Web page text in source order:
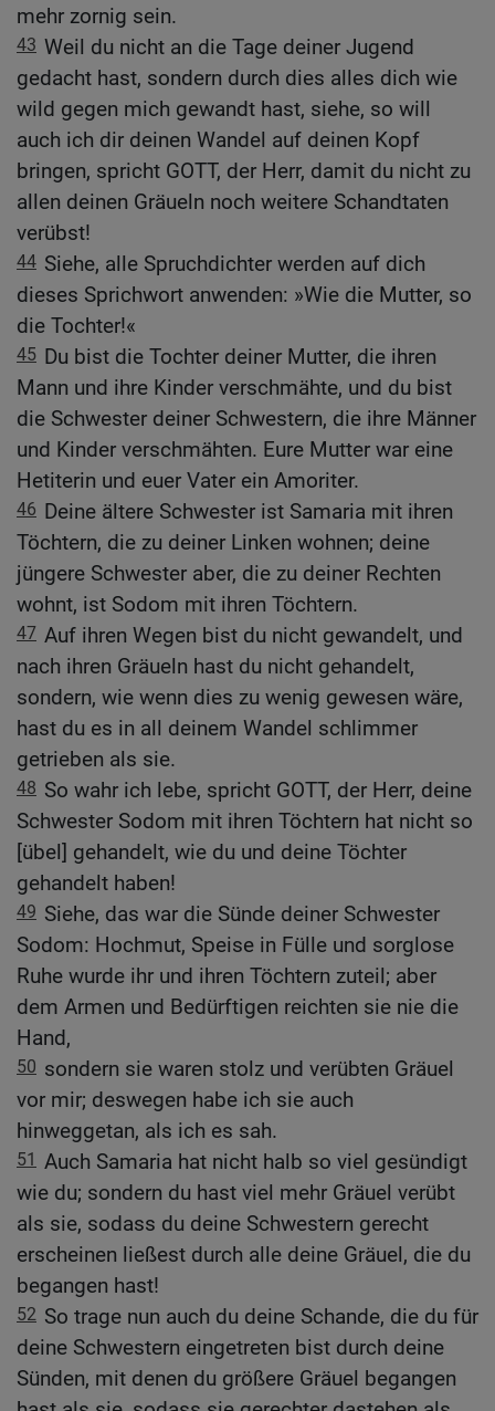
mehr zornig sein.
43 Weil du nicht an die Tage deiner Jugend
gedacht hast, sondern durch dies alles dich wie
wild gegen mich gewandt hast, siehe, so will
auch ich dir deinen Wandel auf deinen Kopf
bringen, spricht GOTT, der Herr, damit du nicht zu
allen deinen Gräueln noch weitere Schandtaten
verübst!
44 Siehe, alle Spruchdichter werden auf dich
dieses Sprichwort anwenden: »Wie die Mutter, so
die Tochter!«
45 Du bist die Tochter deiner Mutter, die ihren
Mann und ihre Kinder verschmähte, und du bist
die Schwester deiner Schwestern, die ihre Männer
und Kinder verschmähten. Eure Mutter war eine
Hetiterin und euer Vater ein Amoriter.
46 Deine ältere Schwester ist Samaria mit ihren
Töchtern, die zu deiner Linken wohnen; deine
jüngere Schwester aber, die zu deiner Rechten
wohnt, ist Sodom mit ihren Töchtern.
47 Auf ihren Wegen bist du nicht gewandelt, und
nach ihren Gräueln hast du nicht gehandelt,
sondern, wie wenn dies zu wenig gewesen wäre,
hast du es in all deinem Wandel schlimmer
getrieben als sie.
48 So wahr ich lebe, spricht GOTT, der Herr, deine
Schwester Sodom mit ihren Töchtern hat nicht so
[übel] gehandelt, wie du und deine Töchter
gehandelt haben!
49 Siehe, das war die Sünde deiner Schwester
Sodom: Hochmut, Speise in Fülle und sorglose
Ruhe wurde ihr und ihren Töchtern zuteil; aber
dem Armen und Bedürftigen reichten sie nie die
Hand,
50 sondern sie waren stolz und verübten Gräuel
vor mir; deswegen habe ich sie auch
hinweggetan, als ich es sah.
51 Auch Samaria hat nicht halb so viel gesündigt
wie du; sondern du hast viel mehr Gräuel verübt
als sie, sodass du deine Schwestern gerecht
erscheinen ließest durch alle deine Gräuel, die du
begangen hast!
52 So trage nun auch du deine Schande, die du für
deine Schwestern eingetreten bist durch deine
Sünden, mit denen du größere Gräuel begangen